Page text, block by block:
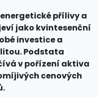
přílivy a
jako kvintesenční
investice a
Podstata
v pořízení aktiva
cenových